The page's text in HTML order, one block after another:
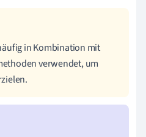
in Kombination mit
verwendet, um